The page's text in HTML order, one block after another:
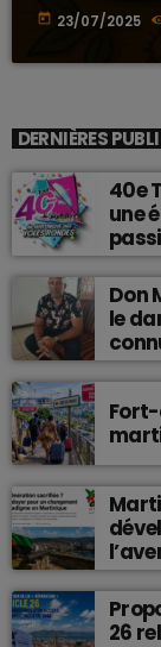
today 23/07/2025
DERNIÈRES
40e
une
Don
le
26